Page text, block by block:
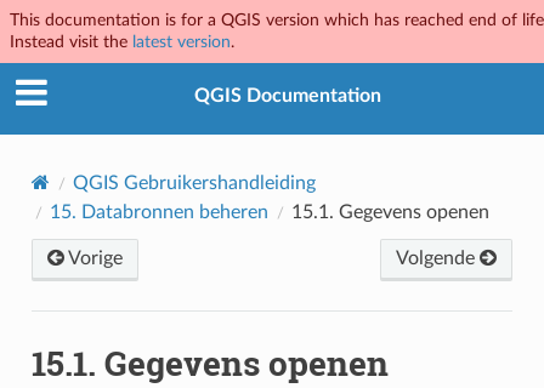
This documentation is for a QGIS version which has reached end of
Instead visit the latest version.
QGIS Documentation
QGIS Gebruikershandleiding
15. Databronnen beheren 15.1. Gegevens openen
Vorige Volgende
15.1. Gegevens openen